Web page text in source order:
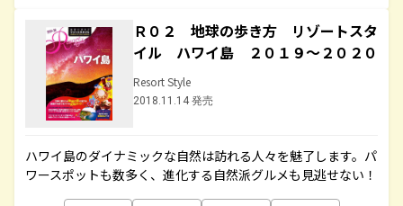
Ｒ０２ 地球の歩き方 リゾートスタ
イル ハワイ島 ２０１９～２０２０
Resort Style
2018.11.14 発売
ハワイ島のダイナミックな自然は訪れる人々を魅了します。パ
ワースポットも数多く、進化する自然派グルメも見逃せない！